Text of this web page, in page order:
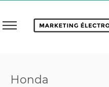
Honda